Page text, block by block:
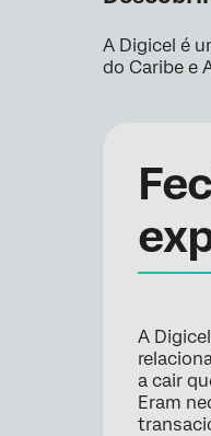
A Digicel é
do Caribe e
A
a cair
Eram